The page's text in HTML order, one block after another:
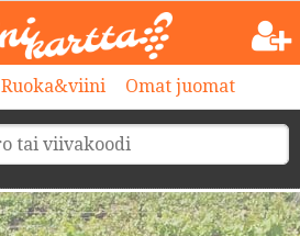
Ruoka&viini Omat juomat